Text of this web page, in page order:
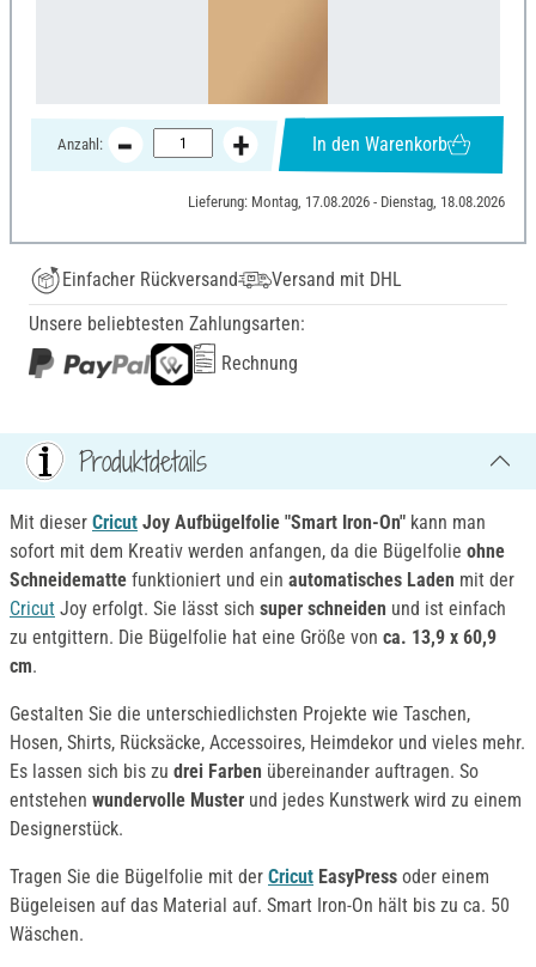
Anzahl: In den Warenkorb
Lieferung: Montag, 17.08.2026 - Dienstag, 18.08.2026
Einfacher Rückversand
Versand mit DHL
Unsere beliebtesten Zahlungsarten:
Rechnung
Produktdetails
Mit dieser Cricut Joy Aufbügelfolie "Smart Iron-On" kann man
sofort mit dem Kreativ werden anfangen, da die Bügelfolie ohne
Schneidematte funktioniert und ein automatisches Laden mit der
Cricut Joy erfolgt. Sie lässt sich super schneiden und ist einfach
zu entgittern. Die Bügelfolie hat eine Größe von ca. 13,9 x 60,9
cm.
Gestalten Sie die unterschiedlichsten Projekte wie Taschen,
Hosen, Shirts, Rücksäcke, Accessoires, Heimdekor und vieles mehr.
Es lassen sich bis zu drei Farben übereinander auftragen. So
entstehen wundervolle Muster und jedes Kunstwerk wird zu einem
Designerstück.
Tragen Sie die Bügelfolie mit der Cricut EasyPress oder einem
Bügeleisen auf das Material auf. Smart Iron-On hält bis zu ca. 50
Wäschen.